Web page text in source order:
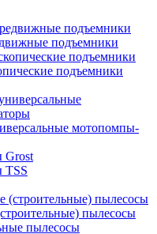
подъемники
подъемники
мотопомпы-
пылесосы